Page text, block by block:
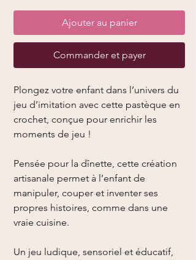
Ajouter au panier
Commander et payer
Plongez votre enfant dans l’univers du
jeu d’imitation avec cette pastèque en
crochet, conçue pour enrichir les
moments de jeu !
Pensée pour la dînette, cette création
artisanale permet à l’enfant de
manipuler, couper et inventer ses
propres histoires, comme dans une
vraie cuisine.
Un jeu ludique, sensoriel et éducatif,